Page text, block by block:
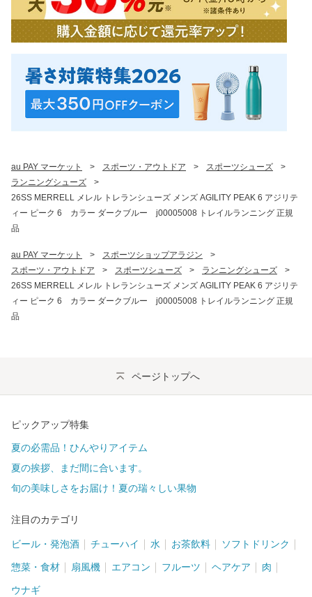
au PAY マーケット > スポーツ・アウトドア > スポーツシューズ
>
ランニングシューズ
>
26SS MERRELL メレル トレランシューズ メンズ AGILITY PEAK 6 アジリテ
ィー ピーク 6 カラー ダークブルー j00005008 トレイルランニング 正規
品
au PAY マーケット > スポーツショップアラジン
>
スポーツ・アウトドア
> スポーツシューズ > ランニングシューズ
>
26SS MERRELL メレル トレランシューズ メンズ AGILITY PEAK 6 アジリテ
ィー ピーク 6 カラー ダークブルー j00005008 トレイルランニング 正規
品
ページトップへ
ピックアップ特集
夏の必需品！ひんやりアイテム
夏の挨拶、まだ間に合います。
旬の美味しさをお届け！夏の瑞々しい果物
注目のカテゴリ
ビール・発泡酒 チューハイ 水 お茶飲料 ソフトドリンク
惣菜・食材 扇風機 エアコン フルーツ ヘアケア 肉
ウナギ